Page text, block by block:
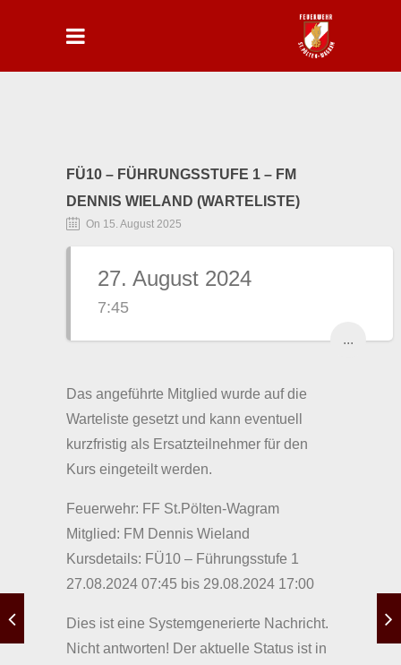
FÜ10 – FÜHRUNGSSTUFE 1 – FM
DENNIS WIELAND (WARTELISTE)
On 15. August 2025
27. August 2024
7:45
...
Das angeführte Mitglied wurde auf die
Warteliste gesetzt und kann eventuell
kurzfristig als Ersatzteilnehmer für den
Kurs eingeteilt werden.
Feuerwehr: FF St.Pölten-Wagram
Mitglied: FM Dennis Wieland
Kursdetails: FÜ10 – Führungsstufe 1
27.08.2024 07:45 bis 29.08.2024 17:00
Dies ist eine Systemgenerierte Nachricht.
Nicht antworten! Der aktuelle Status ist in